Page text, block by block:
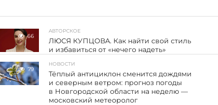
66
АВТОРСКОЕ
ЛЮСЯ КУПЦОВА. Как найти свой стиль
и избавиться от «нечего надеть»
79
НОВОСТИ
Тёплый антициклон сменится дождями
и северным ветром: прогноз погоды
в Новгородской области на неделю —
московский метеоролог